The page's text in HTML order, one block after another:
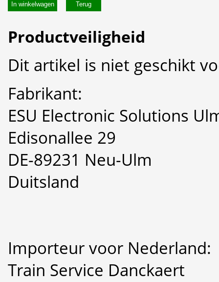
In winkelwagen
Productveiligheid
Dit artikel is niet geschikt
Fabrikant:
ESU Electronic Solutions
Edisonallee 29
DE-89231 Neu-Ulm
Duitsland
Importeur voor Nederland:
Train Service Danckaert